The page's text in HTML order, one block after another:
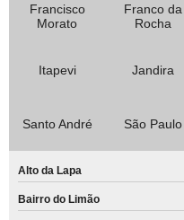
Francisco
Morato
Franco da
Rocha
Itapevi Jandira
Santo André São Paulo
Alto da Lapa
Bairro do Limão